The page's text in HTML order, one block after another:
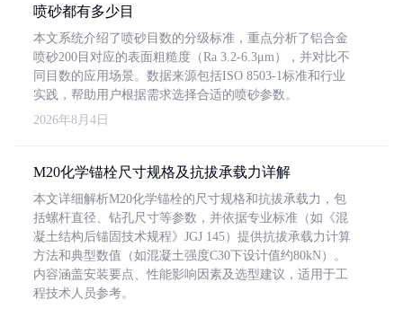
喷砂都有多少目
本文系统介绍了喷砂目数的分级标准，重点分析了铝合金
喷砂200目对应的表面粗糙度（Ra 3.2-6.3μm），并对比不
同目数的应用场景。数据来源包括ISO 8503-1标准和行业
实践，帮助用户根据需求选择合适的喷砂参数。
2026年8月4日
M20化学锚栓尺寸规格及抗拔承载力详解
本文详细解析M20化学锚栓的尺寸规格和抗拔承载力，包
括螺杆直径、钻孔尺寸等参数，并依据专业标准（如《混
凝土结构后锚固技术规程》JGJ 145）提供抗拔承载力计算
方法和典型数值（如混凝土强度C30下设计值约80kN）。
内容涵盖安装要点、性能影响因素及选型建议，适用于工
程技术人员参考。